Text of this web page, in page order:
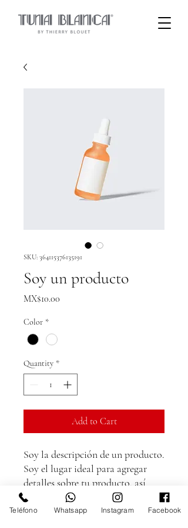
SKU: 364115376135191
Soy un producto
MX$10.00
Color *
Quantity *
Add to Cart
Soy la descripción de un producto.
Soy el lugar ideal para agregar
detalles sobre tu producto, así
como tamaño, materiales,
instrucciones de cuidado y de
Teléfono Whatsapp Instagram Facebook